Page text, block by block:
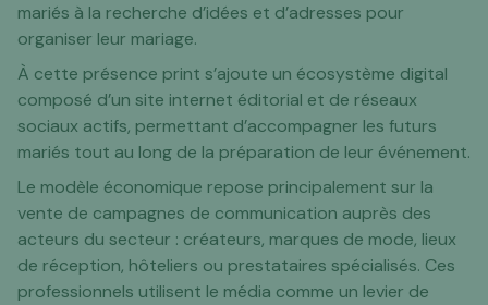
mariés à la recherche d’idées et d’adresses pour
organiser leur mariage.
À cette présence print s’ajoute un écosystème digital
composé d’un site internet éditorial et de réseaux
sociaux actifs, permettant d’accompagner les futurs
mariés tout au long de la préparation de leur événement.
Le modèle économique repose principalement sur la
vente de campagnes de communication auprès des
acteurs du secteur : créateurs, marques de mode, lieux
de réception, hôteliers ou prestataires spécialisés. Ces
professionnels utilisent le média comme un levier de